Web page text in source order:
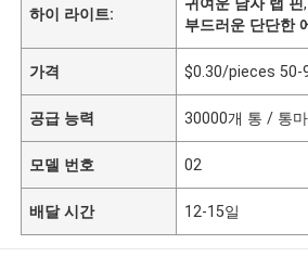
하이 라이트:
부드러운 단단한
가격 $0.30/pieces 50-
공급 능력 30000개 통 / 통
모델 번호 02
배달 시간 12-15일